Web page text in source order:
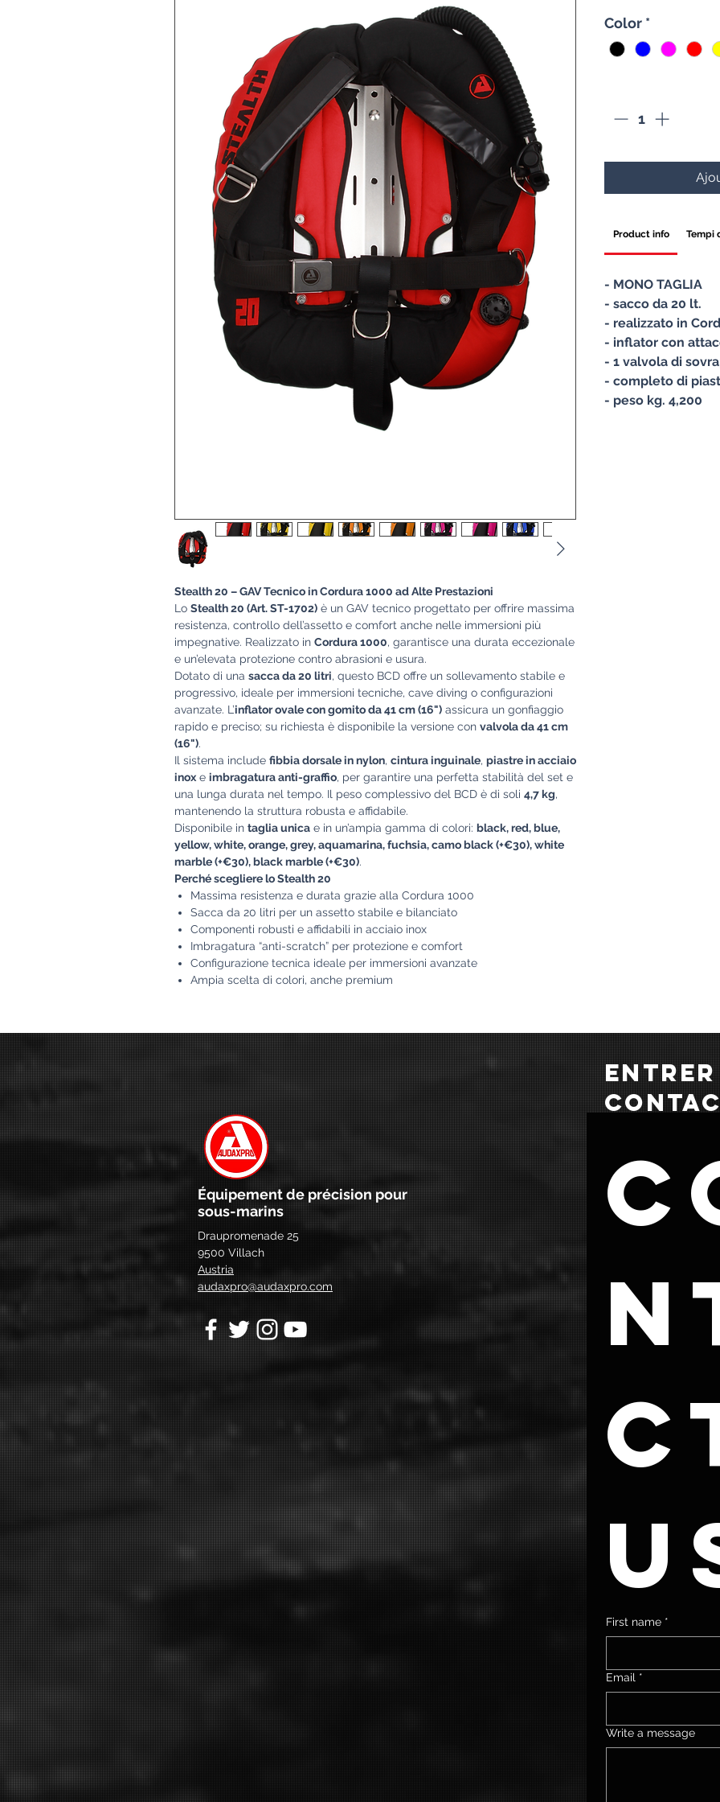
Stealth 20 – GAV Tecnico in Cordura 1000 ad Alte Prestazioni
Lo Stealth 20 (Art. ST-1702) è un GAV tecnico progettato per offrire massima
resistenza, controllo dell’assetto e comfort anche nelle immersioni più
impegnative. Realizzato in Cordura 1000, garantisce una durata eccezionale
e un’elevata protezione contro abrasioni e usura.
Dotato di una sacca da 20 litri, questo BCD offre un sollevamento stabile e
progressivo, ideale per immersioni tecniche, cave diving o configurazioni
avanzate. L’inflator ovale con gomito da 41 cm (16") assicura un gonfiaggio
rapido e preciso; su richiesta è disponibile la versione con valvola da 41 cm
(16").
Il sistema include fibbia dorsale in nylon, cintura inguinale, piastre in acciaio
inox e imbragatura anti-graffio, per garantire una perfetta stabilità del set e
una lunga durata nel tempo. Il peso complessivo del BCD è di soli 4,7 kg,
mantenendo la struttura robusta e affidabile.
Disponibile in taglia unica e in un’ampia gamma di colori: black, red, blue,
yellow, white, orange, grey, aquamarina, fuchsia, camo black (+€30), white
marble (+€30), black marble (+€30).
Perché scegliere lo Stealth 20
Massima resistenza e durata grazie alla Cordura 1000
Sacca da 20 litri per un assetto stabile e bilanciato
Componenti robusti e affidabili in acciaio inox
Imbragatura “anti-scratch” per protezione e comfort
Configurazione tecnica ideale per immersioni avanzate
Ampia scelta di colori, anche premium
Color *
Product info Tempi
- MONO TAGLIA
- sacco da 20 lt.
- realizzato in
- inflator con
- 1 valvola di
- completo di
- peso kg. 4,200
Équipement de précision pour
sous-marins
Draupromenade 25
9500 Villach
Austria
audaxpro@audaxpro.com
First name *
Email *
Write a message